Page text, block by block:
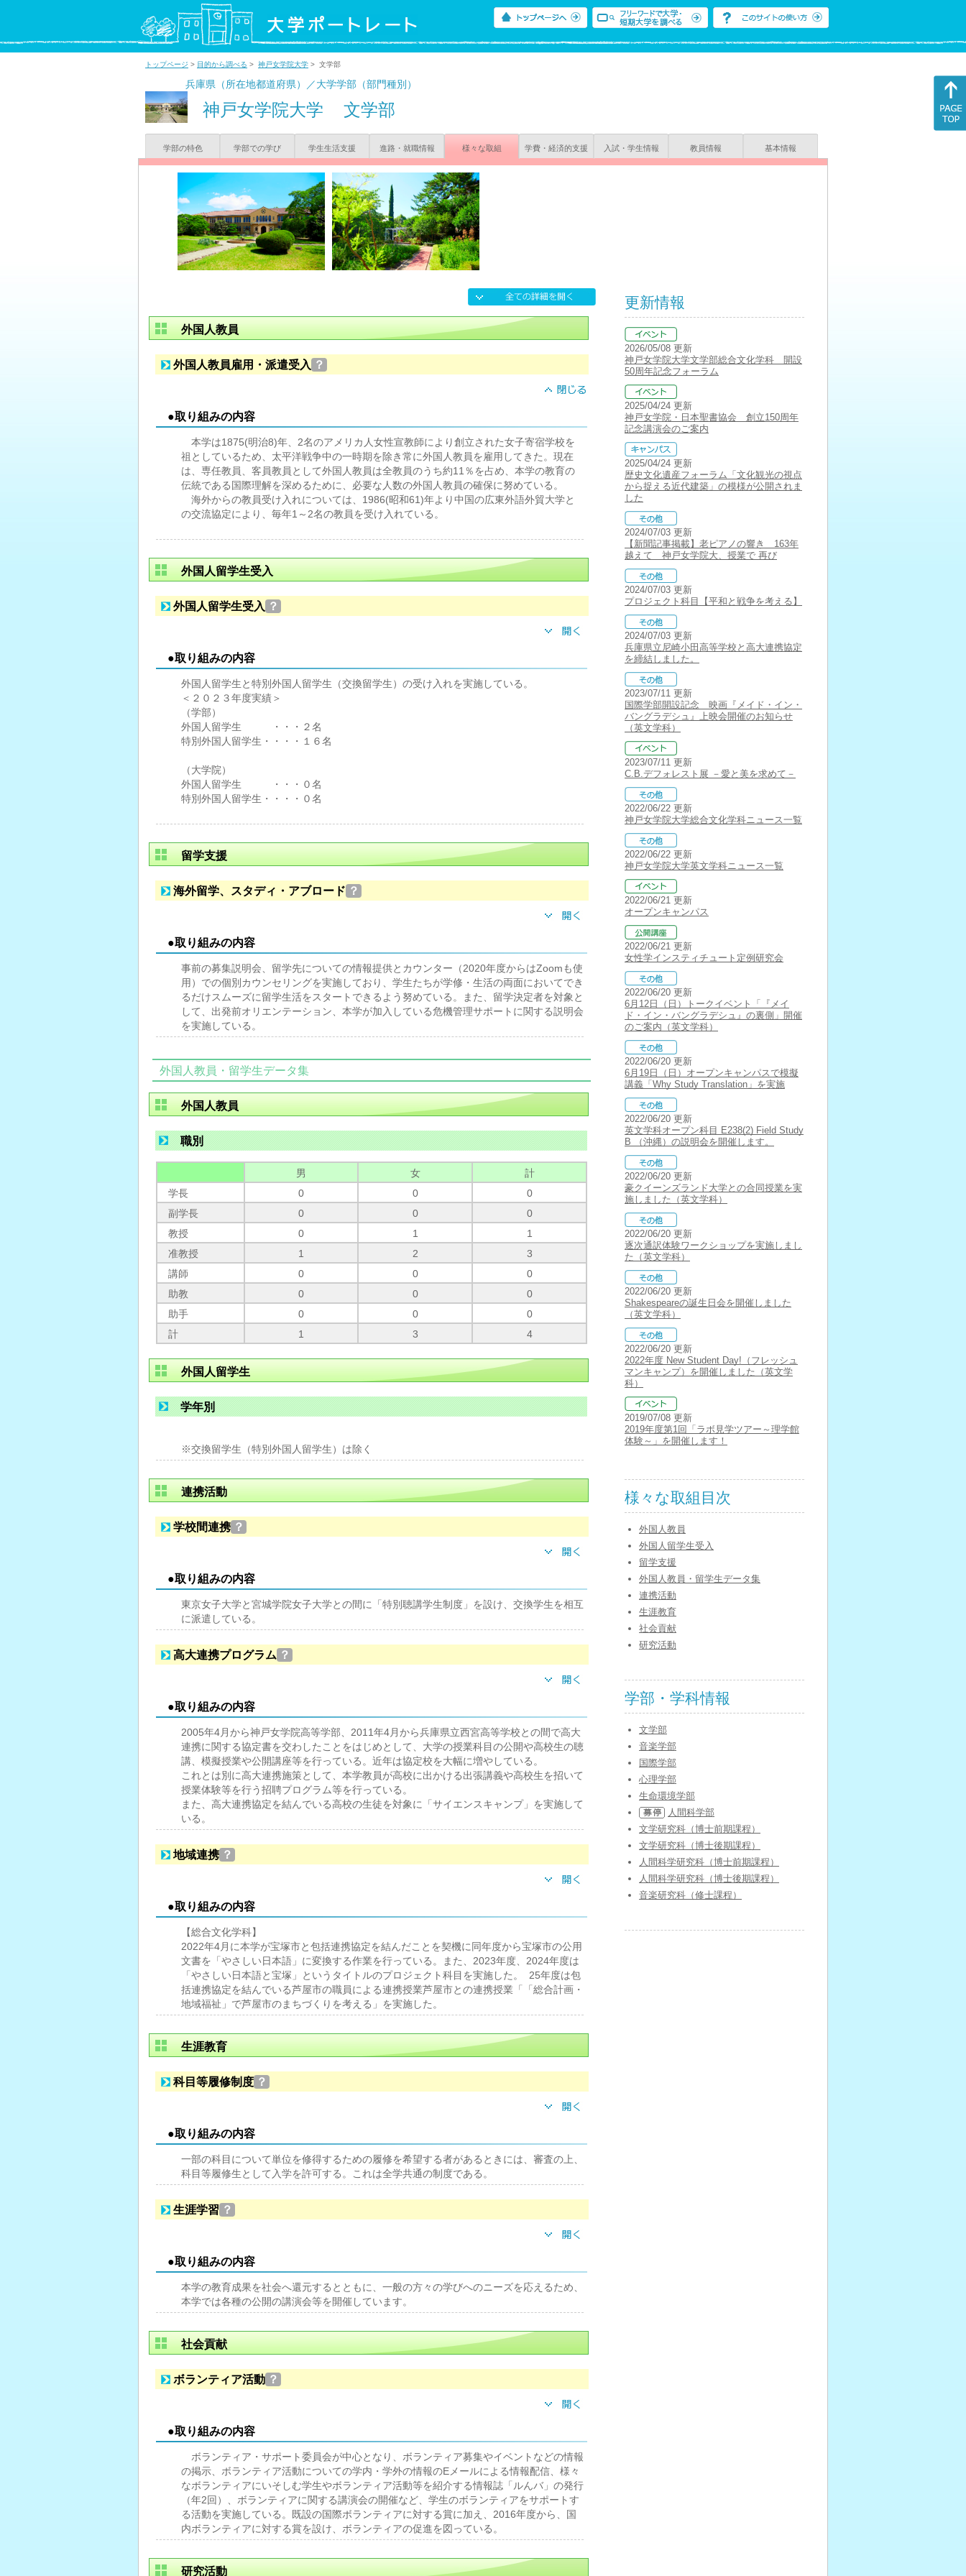
トップページ > 目的から調べる > 神戸女学院大学 > 文学部
兵庫県（所在地都道府県）／大学学部（部門種別）
神戸女学院大学 文学部
学部の特色 学部での学び 学生生活支援 進路・就職情報 様々な取組 学費・経済的支援 入試・学生情報 教員情報 基本情報
外国人教員
外国人教員雇用・派遣受入 ？
●取り組みの内容
本学は1875(明治8)年、2名のアメリカ人女性宣教師により創立された女子寄宿学校を
祖としているため、太平洋戦争中の一時期を除き常に外国人教員を雇用してきた。現在
は、専任教員、客員教員として外国人教員は全教員のうち約11％を占め、本学の教育の
伝統である国際理解を深めるために、必要な人数の外国人教員の確保に努めている。
海外からの教員受け入れについては、1986(昭和61)年より中国の広東外語外貿大学と
の交流協定により、毎年1～2名の教員を受け入れている。
外国人留学生受入
外国人留学生受入 ？
●取り組みの内容
外国人留学生と特別外国人留学生（交換留学生）の受け入れを実施している。
＜２０２３年度実績＞
（学部）
外国人留学生 ・・・２名
特別外国人留学生・・・・１６名
（大学院）
外国人留学生 ・・・０名
特別外国人留学生・・・・０名
留学支援
海外留学、スタディ・アブロード ？
●取り組みの内容
事前の募集説明会、留学先についての情報提供とカウンター（2020年度からはZoomも使
用）での個別カウンセリングを実施しており、学生たちが学修・生活の両面においてでき
るだけスムーズに留学生活をスタートできるよう努めている。また、留学決定者を対象と
して、出発前オリエンテーション、本学が加入している危機管理サポートに関する説明会
を実施している。
外国人教員・留学生データ集
外国人教員
職別
男 女
計
学長
0 0
0
副学長
0 0
0
教授
0 1
1
准教授
1 2
3
講師
0 0
0
助教
0 0
0
助手
0 0
0
計
1 3 4
外国人留学生
学年別
※交換留学生（特別外国人留学生）は除く
連携活動
学校間連携 ？
●取り組みの内容
東京女子大学と宮城学院女子大学との間に「特別聴講学生制度」を設け、交換学生を相互
に派遣している。
高大連携プログラム ？
●取り組みの内容
2005年4月から神戸女学院高等学部、2011年4月から兵庫県立西宮高等学校との間で高大
連携に関する協定書を交わしたことをはじめとして、大学の授業科目の公開や高校生の聴
講、模擬授業や公開講座等を行っている。近年は協定校を大幅に増やしている。
これとは別に高大連携施策として、本学教員が高校に出かける出張講義や高校生を招いて
授業体験等を行う招聘プログラム等を行っている。
また、高大連携協定を結んでいる高校の生徒を対象に「サイエンスキャンプ」を実施して
いる。
地域連携 ？
●取り組みの内容
【総合文化学科】
2022年4月に本学が宝塚市と包括連携協定を結んだことを契機に同年度から宝塚市の公用
文書を「やさしい日本語」に変換する作業を行っている。また、2023年度、2024年度は
「やさしい日本語と宝塚」というタイトルのプロジェクト科目を実施した。 25年度は包
括連携協定を結んでいる芦屋市の職員による連携授業芦屋市との連携授業「「総合計画・
地域福祉」で芦屋市のまちづくりを考える」を実施した。
生涯教育
科目等履修制度 ？
●取り組みの内容
一部の科目について単位を修得するための履修を希望する者があるときには、審査の上、
科目等履修生として入学を許可する。これは全学共通の制度である。
生涯学習 ？
●取り組みの内容
本学の教育成果を社会へ還元するとともに、一般の方々の学びへのニーズを応えるため、
本学では各種の公開の講演会等を開催しています。
社会貢献
ボランティア活動 ？
●取り組みの内容
ボランティア・サポート委員会が中心となり、ボランティア募集やイベントなどの情報
の掲示、ボランティア活動についての学内・学外の情報のEメールによる情報配信、様々
なボランティアにいそしむ学生やボランティア活動等を紹介する情報誌「ルんバ」の発行
（年2回）、ボランティアに関する講演会の開催など、学生のボランティアをサポートす
る活動を実施している。既設の国際ボランティアに対する賞に加え、2016年度から、国
内ボランティアに対する賞を設け、ボランティアの促進を図っている。
研究活動
更新情報
2026/05/08 更新
神戸女学院大学文学部総合文化学科 開設
50周年記念フォーラム
2025/04/24 更新
神戸女学院・日本聖書協会 創立150周年
記念講演会のご案内
2025/04/24 更新
歴史文化遺産フォーラム「文化観光の視点
から捉える近代建築」の模様が公開されま
した
2024/07/03 更新
【新聞記事掲載】老ピアノの響き 163年
越えて 神戸女学院大、授業で 再び
2024/07/03 更新
プロジェクト科目【平和と戦争を考える】
2024/07/03 更新
兵庫県立尼崎小田高等学校と高大連携協定
を締結しました。
2023/07/11 更新
国際学部開設記念 映画『メイド・イン・
バングラデシュ』上映会開催のお知らせ
（英文学科）
2023/07/11 更新
C.B.デフォレスト展 －愛と美を求めて－
2022/06/22 更新
神戸女学院大学総合文化学科ニュース一覧
2022/06/22 更新
神戸女学院大学英文学科ニュース一覧
2022/06/21 更新
オープンキャンパス
2022/06/21 更新
女性学インスティチュート定例研究会
2022/06/20 更新
6月12日（日）トークイベント「『メイ
ド・イン・バングラデシュ』の裏側」開催
のご案内（英文学科）
2022/06/20 更新
6月19日（日）オープンキャンパスで模擬
講義「Why Study Translation」を実施
2022/06/20 更新
英文学科オープン科目 E238(2) Field Study
B （沖縄）の説明会を開催します。
2022/06/20 更新
豪クイーンズランド大学との合同授業を実
施しました（英文学科）
2022/06/20 更新
逐次通訳体験ワークショップを実施しまし
た（英文学科）
2022/06/20 更新
Shakespeareの誕生日会を開催しました
（英文学科）
2022/06/20 更新
2022年度 New Student Day!（フレッシュ
マンキャンプ）を開催しました（英文学
科）
2019/07/08 更新
2019年度第1回「ラボ見学ツアー～理学館
体験～」を開催します！
様々な取組目次
外国人教員
外国人留学生受入
留学支援
外国人教員・留学生データ集
連携活動
生涯教育
社会貢献
研究活動
学部・学科情報
文学部
音楽学部
国際学部
心理学部
生命環境学部
人間科学部
文学研究科（博士前期課程）
文学研究科（博士後期課程）
人間科学研究科（博士前期課程）
人間科学研究科（博士後期課程）
音楽研究科（修士課程）